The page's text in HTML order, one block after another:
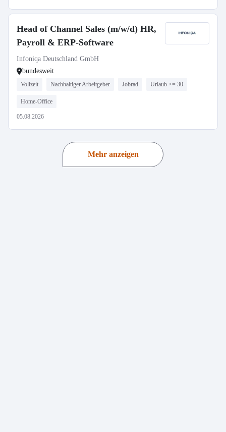
Head of Channel Sales (m/w/d) HR,
Payroll & ERP-Software
Infoniqa Deutschland GmbH
bundesweit
Vollzeit Nachhaltiger Arbeitgeber Jobrad Urlaub >= 30
Home-Office
05.08.2026
Mehr anzeigen